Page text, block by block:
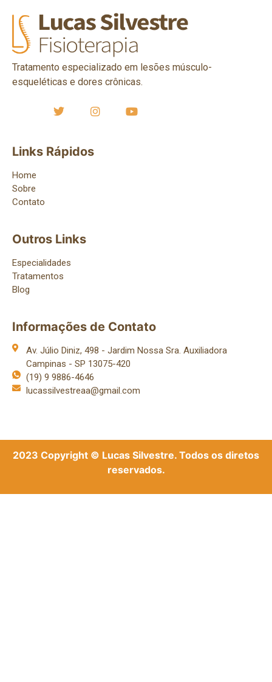
Tratamento especializado em lesões músculo-
esqueléticas e dores crônicas.
Links Rápidos
Home
Sobre
Contato
Outros Links
Especialidades
Tratamentos
Blog
Informações de Contato
Av. Júlio Diniz, 498 - Jardim Nossa Sra. Auxiliadora
Campinas - SP 13075-420
(19) 9 9886-4646
lucassilvestreaa@gmail.com
2023 Copyright © Lucas Silvestre. Todos os diretos
reservados.